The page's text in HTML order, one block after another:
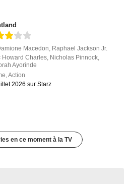
Macedon, Raphael Jackson Jr.
Howard Charles, Nicholas Pinnock,
Ayorinde
,Action
2026 sur Starz
en ce moment à la TV